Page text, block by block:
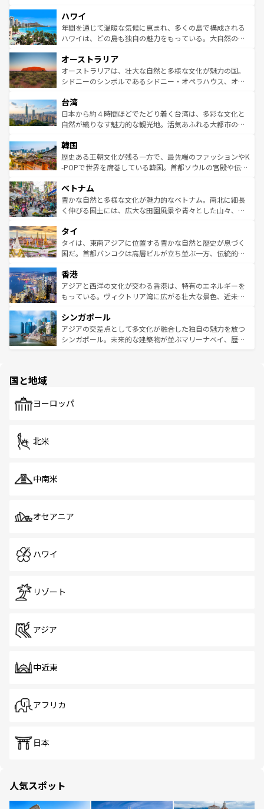
ば市内交通費無料で観光を楽しむこともできる。 なお、新
着のスイス情報はコンテンツ一覧 を参照してほしい。
のような巨大都市は、観光、ショッピング、エンターテイ
ンメントが詰まった刺激的なスポットだ。一方、アメリカ
西部には大自然が広がり、グランドキャニオンやイエロー
部のニューオーリンズでは、音楽と美食が融合した独特の
文化が魅力。旅行者はアメリカの各地域で異なる魅力を楽
しみながら、その多様性と豊かな歴史を感じることができ
ならではの贅沢な旅のスタイルだ。 なお、新着のアメリカ
情報はコンテンツ一覧を参照してほしい。
ハワイ
年間を通じて温暖な気候に恵まれ、多くの島で構成される
ハワイは、どの島も独自の魅力をもっている。大自然の神
ワイ島は見逃せない。また、定番の観光地といえばオアフ
島だが、静かな自然を求めるならマウイ島やカウアイ島が
おすすめ。エメラルドグリーンに輝く海をはじめ、豊かな
れるおもてなしの心で訪れる人々を迎えてくれるハワイの
人々、おいしいローカルフードやハワイアンミュージッ
ク、伝統的なフラダンスなど、すべてがハワイの魅力を彩
ワイを、存分に味わってほしい。 なお、新着のハワイ情報
はコンテンツ一覧を参照してほしい。
オーストラリア
オーストラリアは、壮大な自然と多様な文化が魅力の国。
シドニーのシンボルであるシドニー・オペラハウス、オー
リアリーフや大陸中央部にそびえるウルル（エアーズロッ
ク）、タスマニアの美しい原生林やケアンズの熱帯雨林な
ど、見どころがたくさん。また、カフェやワイン、オージ
いる。アクティビティも充実しており、サーフィンやダイ
ビング、ハイキングなど、アウトドア好きにはたまらな
い。オーストラリアの多彩な魅力を存分に味わいつくそ
参照してほしい。
台湾
日本から約４時間ほどでたどり着く台湾は、多彩な文化と
自然が織りなす魅力的な観光地。活気あふれる大都市の台
ン）、静ひつな山岳地帯である台湾東部など、都市の喧騒
と山間の静けさが共存しており、訪れる人に新しい発見と
驚きをもたらしてくれる。また、奥深い台湾の食文化も魅
容にもいいと評判のスイーツなど、バラエティ豊かな料理
が味わえる。 なお、新着の台湾情報は コンテンツ一覧を参
照してほしい。
韓国
歴史ある王朝文化が残る一方で、最先端のファッションやK
-POPで世界を席巻している韓国。首都ソウルの宮殿や伝統
き、地方に足を延ばせば四季折々の自然美を楽しむことが
できる。そして、キムチや焼肉、絶品のストリートフード
まで、さまざまな韓国料理が待っている。夜には、韓国な
リティに包まれながら、韓国の多彩な魅力を心ゆくまで味
わってみてほしい。 なお、新着の韓国情報はコンテンツ一
覧を参照してほしい。
ベトナム
豊かな自然と多様な文化が魅力的なベトナム。南北に細長
く伸びる国土には、広大な田園風景や青々とした山々、世
急速な発展と共に伝統が息づく。ハノイの古い町並みやホ
ーチミン市のフランス統治時代の建物も、独特の雰囲気を
醸し出している。また、バラエティの豊かさとおいしさで
とつ。フォーやバインミー、ベトナムコーヒーなどは、ぜ
ひ現地で味わいたい。どの地域を訪れてもあたたかい人々
が旅行者を迎えてくれるので、きっと忘れられない旅にな
参照してほしい。
タイ
タイは、東南アジアに位置する豊かな自然と歴史が息づく
国だ。首都バンコクは高層ビルが立ち並ぶ一方、伝統的な
の活気が交差している。北部ではチェンマイなどの山岳地
帯で自然と触れ合い、南部ではプーケットやクラビの美し
いビーチでリゾート気分を楽しむことができる。タイ料理
激する。気候は一年中温暖で、どの季節にも異なる楽しみ
が待っている。親しみやすいタイの人々、仏教を中心とし
た文化、そして多様な観光資源が、訪れる旅人を魅了し続
香港
アジアと西洋の文化が交わる香港は、特有のエネルギーを
もっている。ヴィクトリア湾に広がる壮大な景色、近未来
み、どこを訪れても感動するはず。観光スポットが密集し
ており、効率よく見どころを回れるのも魅力。息をのむよ
うな絶景から文化的な体験まで、香港を存分に楽しみ尽く
シンガポール
アジアの交差点として多文化が融合した独自の魅力を放つ
シンガポール。未来的な建築物が並ぶマリーナベイ、歴史
で、ホーカーズは地元の風情を楽しめる外せないスポット
国と地域
ヨーロッパ
北米
中南米
オセアニア
ハワイ
リゾート
アジア
中近東
アフリカ
日本
人気スポット